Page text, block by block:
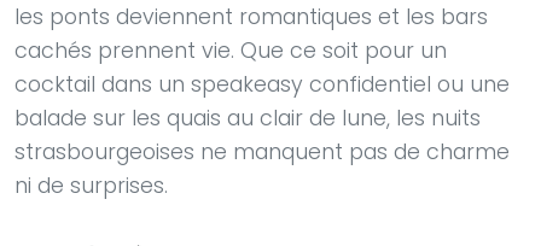
les ponts deviennent romantiques et les bars
cachés prennent vie. Que ce soit pour un
cocktail dans un speakeasy confidentiel ou une
balade sur les quais au clair de lune, les nuits
strasbourgeoises ne manquent pas de charme
ni de surprises.